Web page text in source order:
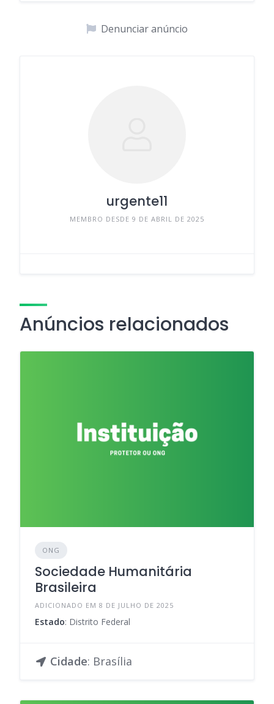
Denunciar anúncio
urgente11
MEMBRO DESDE 9 DE ABRIL DE 2025
Anúncios relacionados
ONG
Sociedade Humanitária
Brasileira
ADICIONADO EM 8 DE JULHO DE 2025
Estado: Distrito Federal
Cidade: Brasília